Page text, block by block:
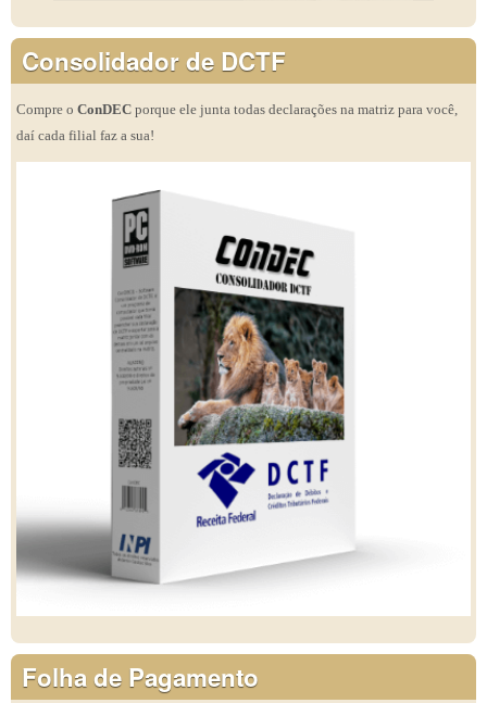
Consolidador de DCTF
Compre o ConDEC porque ele junta todas declarações na matriz para você,
daí cada filial faz a sua!
Folha de Pagamento